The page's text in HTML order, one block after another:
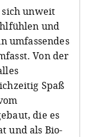
unweit
und
umfassendes
Von der
Spaß
die es
und als Bio-